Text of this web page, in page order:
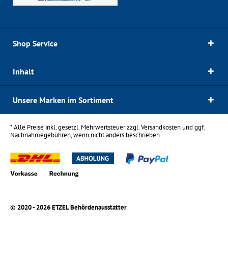
Shop Service
Inhalt
Unsere Marken im Sortiment
* Alle Preise inkl. gesetzl. Mehrwertsteuer zzgl.Versandkostenund ggf.
Nachnahmegebühren, wenn nicht anders beschrieben
© 2020 - 2026 ETZEL Behördenausstatter